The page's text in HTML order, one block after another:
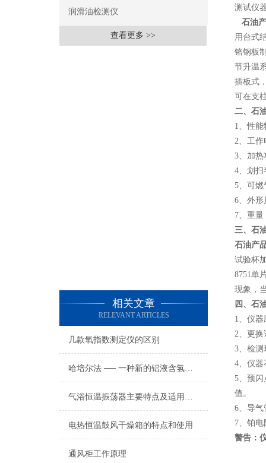
润滑油检测仪
查看更多 >>
相关文章
RELEVANT ARTICLES
几款氧指数测定仪的区别
哈培尔法 ── 一种新的铝液含氢量的检测方法
气浴恒温振荡器主要特点及适用范围
电热恒温鼓风干燥箱的特点和使用
通风柜工作原理
测试仪
石油
用台式
铬钢板
节升温
插板式
可在支
二、石
1、性
2、工作
3、加热
4、划扫
5、可
6、外形
7、重量
三、石
石油产
试验杯
8751单
现象，
四、石
1、仪
2、更换
3、检测
4、仪器
5、预闪
值。
6、导气
7、铂
警告：